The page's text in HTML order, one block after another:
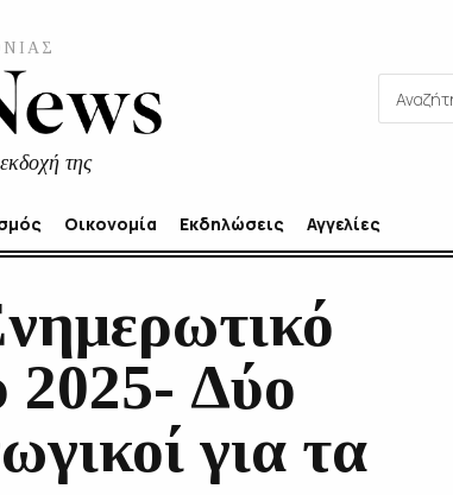
της
Οικονομία Εκδηλώσεις Αγγελίες
2025- Δύο
για τα